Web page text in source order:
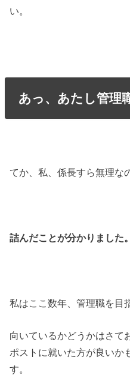
い。
あっ、あたし管理
てか、私、係長すら無理な
詰んだことが分かりました。
私はここ数年、管理職を目
向いているかどうかはさて
ポストに就いた方が良いか
す。